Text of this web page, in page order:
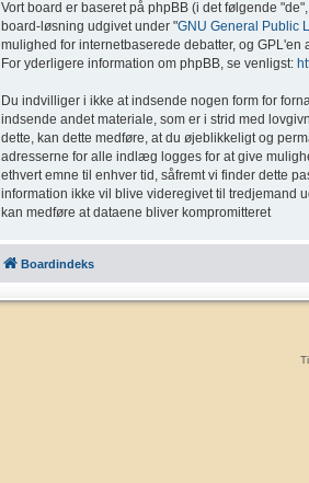
Vort board er baseret på phpBB (i det følgende
board-løsning udgivet under "GNU General Public
mulighed for internetbaserede debatter, og
For yderligere information om phpBB, se venligst:
Du indvilliger i ikke at indsende nogen form for
indsende andet materiale, som er i strid med
dette, kan dette medføre, at du øjeblikkeligt og
adresserne for alle indlæg logges for at give
ethvert emne til enhver tid, såfremt vi finder dette
information ikke vil blive videregivet til tredjemand
kan medføre at dataene bliver kompromitteret
Boardindeks